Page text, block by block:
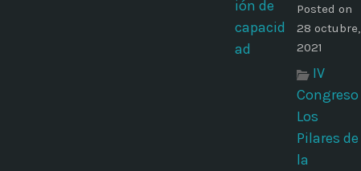
Posted on
28 octubre,
2021
IV
Congreso
Los
Pilares de
la